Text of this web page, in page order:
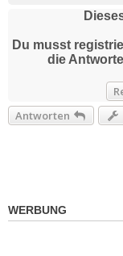
Du musst
die
Antworten
WERBUNG